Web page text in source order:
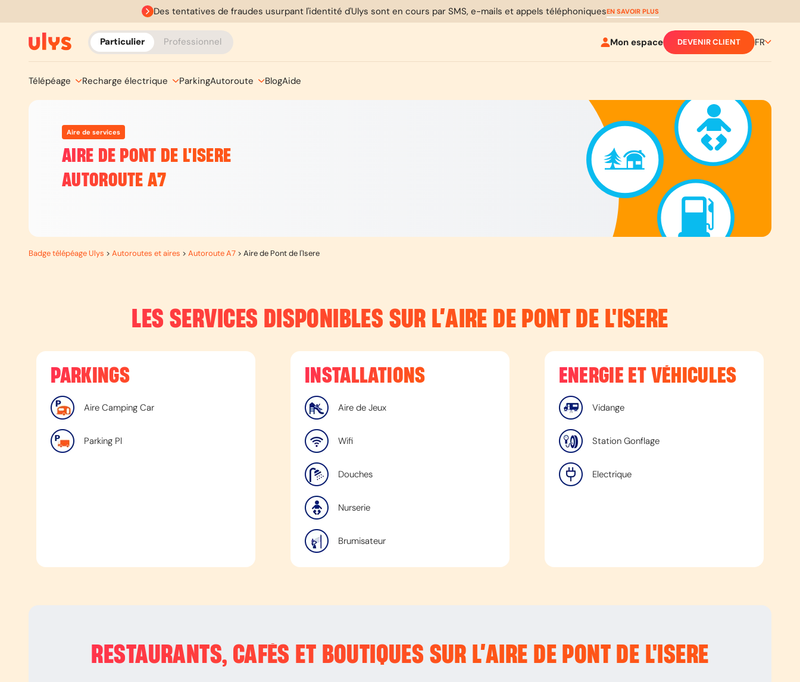
Des tentatives de fraudes usurpant l'identité d'Ulys sont en cours par SMS, e-mails et appels téléphoniquesEN SAVOIR PLUS
Particulier Professionnel Mon espace DEVENIR CLIENT FR
Télépéage Recharge électrique ParkingAutoroute BlogAide
Aire de services
AIRE DE PONT DE L'ISERE
AUTOROUTE A7
Badge télépéage Ulys > Autoroutes et aires > Autoroute A7 > Aire de Pont de l'Isere
LES SERVICES DISPONIBLES SUR L’AIRE DE PONT DE L'ISERE
PARKINGS
Aire Camping Car
Parking Pl
INSTALLATIONS
Aire de Jeux
Wifi
Douches
Nurserie
Brumisateur
ENERGIE ET VÉHICULES
Vidange
Station Gonflage
Electrique
RESTAURANTS, CAFÉS ET BOUTIQUES SUR L’AIRE DE PONT DE L'ISERE